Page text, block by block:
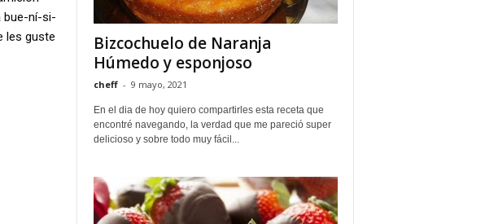
bue-ní-si-
les guste
Bizcochuelo de Naranja
Húmedo y esponjoso
cheff - 9 mayo, 2021
En el dia de hoy quiero compartirles esta receta que
encontré navegando, la verdad que me pareció super
delicioso y sobre todo muy fácil...